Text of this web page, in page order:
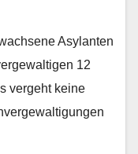
Asylanten
12
vergeht keine